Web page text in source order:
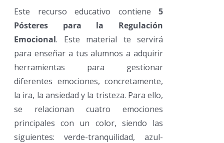
Este recurso educativo contiene 5
Pósteres para la Regulación
Emocional. Este material te servirá
para enseñar a tus alumnos a adquirir
herramientas para gestionar
diferentes emociones, concretamente,
la ira, la ansiedad y la tristeza. Para ello,
se relacionan cuatro emociones
principales con un color, siendo las
siguientes: verde-tranquilidad, azul-